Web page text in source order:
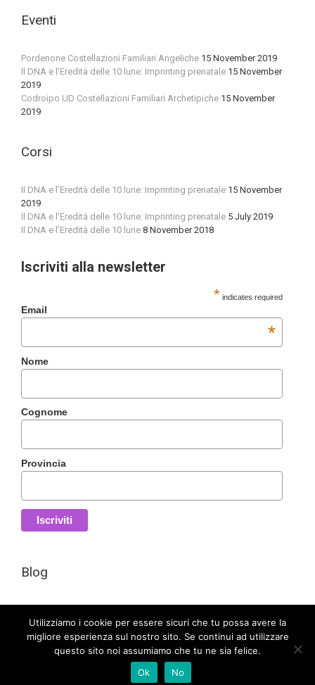
Eventi
Pordenone Costellazioni Familiari Angeliche 15 November 2019
Il DNA e l’Eredità delle 10 lune: Imprinting prenatale 15 November
2019
Codroipo UD Costellazioni Familiari Archetipiche 15 November
2019
Corsi
Il DNA e l’Eredità delle 10 lune: Imprinting prenatale 15 November
2019
Il DNA e l’Eredità delle 10 lune: Imprinting prenatale 5 July 2019
Il DNA e l’Eredità delle 10 lune 8 November 2018
Iscriviti alla newsletter
* indicates required
Email
*
Nome
Cognome
Provincia
Blog
Evolution di Sabrina Venier | P.Iva 02696800305 | Privacy policy
Utilizziamo i cookie per essere sicuri che tu possa avere la
migliore esperienza sul nostro sito. Se continui ad utilizzare
questo sito noi assumiamo che tu ne sia felice.
Ok
No